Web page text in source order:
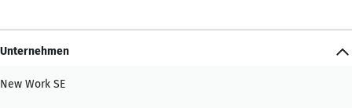
Unternehmen
New Work SE